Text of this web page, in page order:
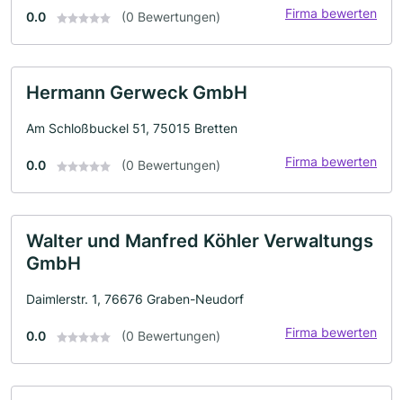
0.0 (0 Bewertungen) Firma bewerten
Hermann Gerweck GmbH
Am Schloßbuckel 51, 75015 Bretten
0.0 (0 Bewertungen) Firma bewerten
Walter und Manfred Köhler Verwaltungs
GmbH
Daimlerstr. 1, 76676 Graben-Neudorf
0.0 (0 Bewertungen) Firma bewerten